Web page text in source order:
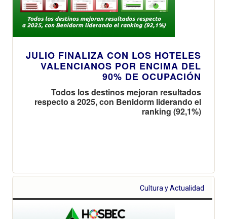
JULIO FINALIZA CON LOS HOTELES
VALENCIANOS POR ENCIMA DEL
90% DE OCUPACIÓN
Todos los destinos mejoran resultados
respecto a 2025, con Benidorm liderando el
ranking (92,1%)
Cultura y Actualidad